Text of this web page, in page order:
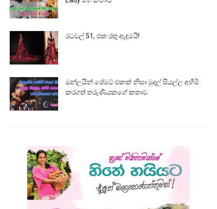
රටවල් 51, එක රතු ඇඳුමයි!
ඔන්ලයින් පේමට් එකක් නිසා මුදල් සියල්ල අහිමි
කරගත් තරුණියකගේ කතාව